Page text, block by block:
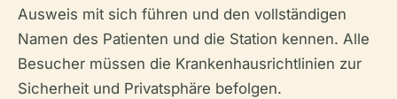
Ausweis mit sich führen und den vollständigen
Namen des Patienten und die Station kennen. Alle
Besucher müssen die Krankenhausrichtlinien zur
Sicherheit und Privatsphäre befolgen.